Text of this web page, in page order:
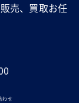
売、買取お任
わせ